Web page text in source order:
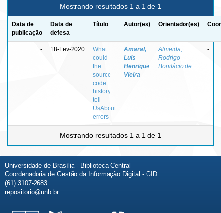
Mostrando resultados 1 a 1 de 1
Data de
publicação
Data de
defesa
Título Autor(es) Orientador(es)
- 18-Fev-2020
What
could
the
source
code
history
tell
UsAbout
errors
Amaral,
Luis
Henrique
Vieira
Almeida,
Rodrigo
Bonifácio de
-
Mostrando resultados 1 a 1 de 1
Universidade de Brasília - Biblioteca Central
Coordenadoria de Gestão da Informação Digital - GID
(61) 3107-2683
repositorio@unb.br